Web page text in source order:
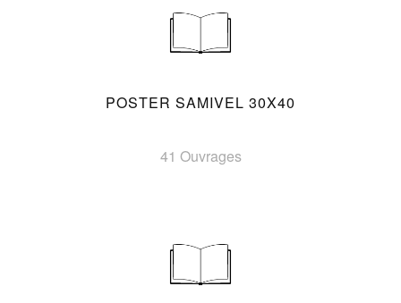
POSTER SAMIVEL 30X40
41 Ouvrages